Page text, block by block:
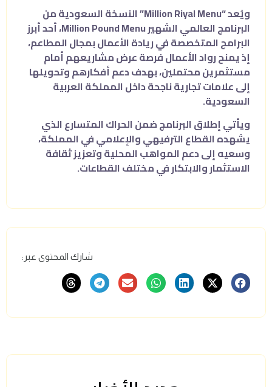
ويُعد “Million Riyal Menu” النسخة السعودية من
البرنامج العالمي الشهير Million Pound Menu، أحد أبرز
البرامج المتخصصة في ريادة الأعمال بمجال المطاعم،
إذ يمنح رواد الأعمال فرصة عرض مشاريعهم أمام
مستثمرين محتملين، بهدف دعم أفكارهم وتحويلها
إلى علامات تجارية ناجحة داخلالمملكة العربية
السعودية.
ويأتي إطلاق البرنامج ضمن الحراك المتسارع الذي
يشهده القطاع الترفيهي والإعلامي في المملكة،
وسعيه إلى دعم المواهب المحلية وتعزيز ثقافة
الاستثمار والابتكار في مختلف القطاعات.
شارك المحتوى عبر: